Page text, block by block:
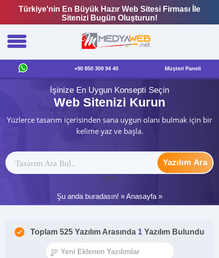
Türkiye'nin En Büyük Hazır Web Sitesi Firması İle
Sitenizi Bugün Oluşturun!
+90 850 309 94 40 Müşteri Paneli
İşinize En Uygun Konsepti Seçin
Web Sitenizi Kurun
Yüzlerce tasarım içerisinden sana uygun olanı bulmak için bir
kelime yaz ve başla.
Yazılım Ara
ytag
Şu anda buradasın! »Anasayfa »
Toplam 525 Yazılım Arasında 1 Yazılım Bulundu